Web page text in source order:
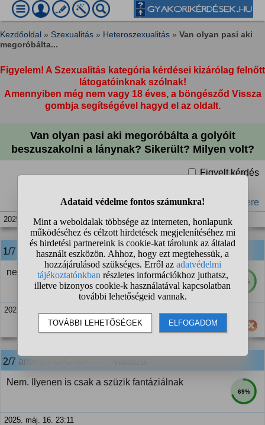
Kezdőoldal » Szexualitás » Heteroszexualitás » Van olyan pasi aki
megoróbálta...
Figyelem! A Szexualitás kategória kérdései kizárólag felnőtt
látogatóinknak szólnak!
Amennyiben még nem vagy 18 éves, a böngésződ Vissza
gombja segítségével hagyd el az oldalt.
Van olyan pasi aki megoróbálta a golyóit
beszuszakolni a lánynak? Sikerült? Milyen volt?
Figyelt kérdés
#szex #here
2025. máj. 16. 22:55
1/7 anonim válasza:
72%
nem kutyák...
2025. máj. 16. 23:00
Hasznos számodra ez a válasz?
2/7 anonim
69%
Nem. Ilyenen is csak a szüzik fantáziálnak
2025. máj. 16. 23:11